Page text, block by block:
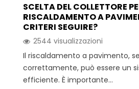
SCELTA DEL COLLETTORE
RISCALDAMENTO A
CRITERI SEGUIRE?
2544 visualizzazioni
Il riscaldamento a pavimento,
correttamente, può essere un
efficiente. È importante...